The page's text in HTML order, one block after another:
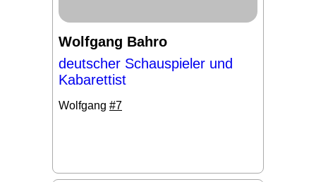
Wolfgang Bahro
deutscher Schauspieler und
Kabarettist
Wolfgang #7